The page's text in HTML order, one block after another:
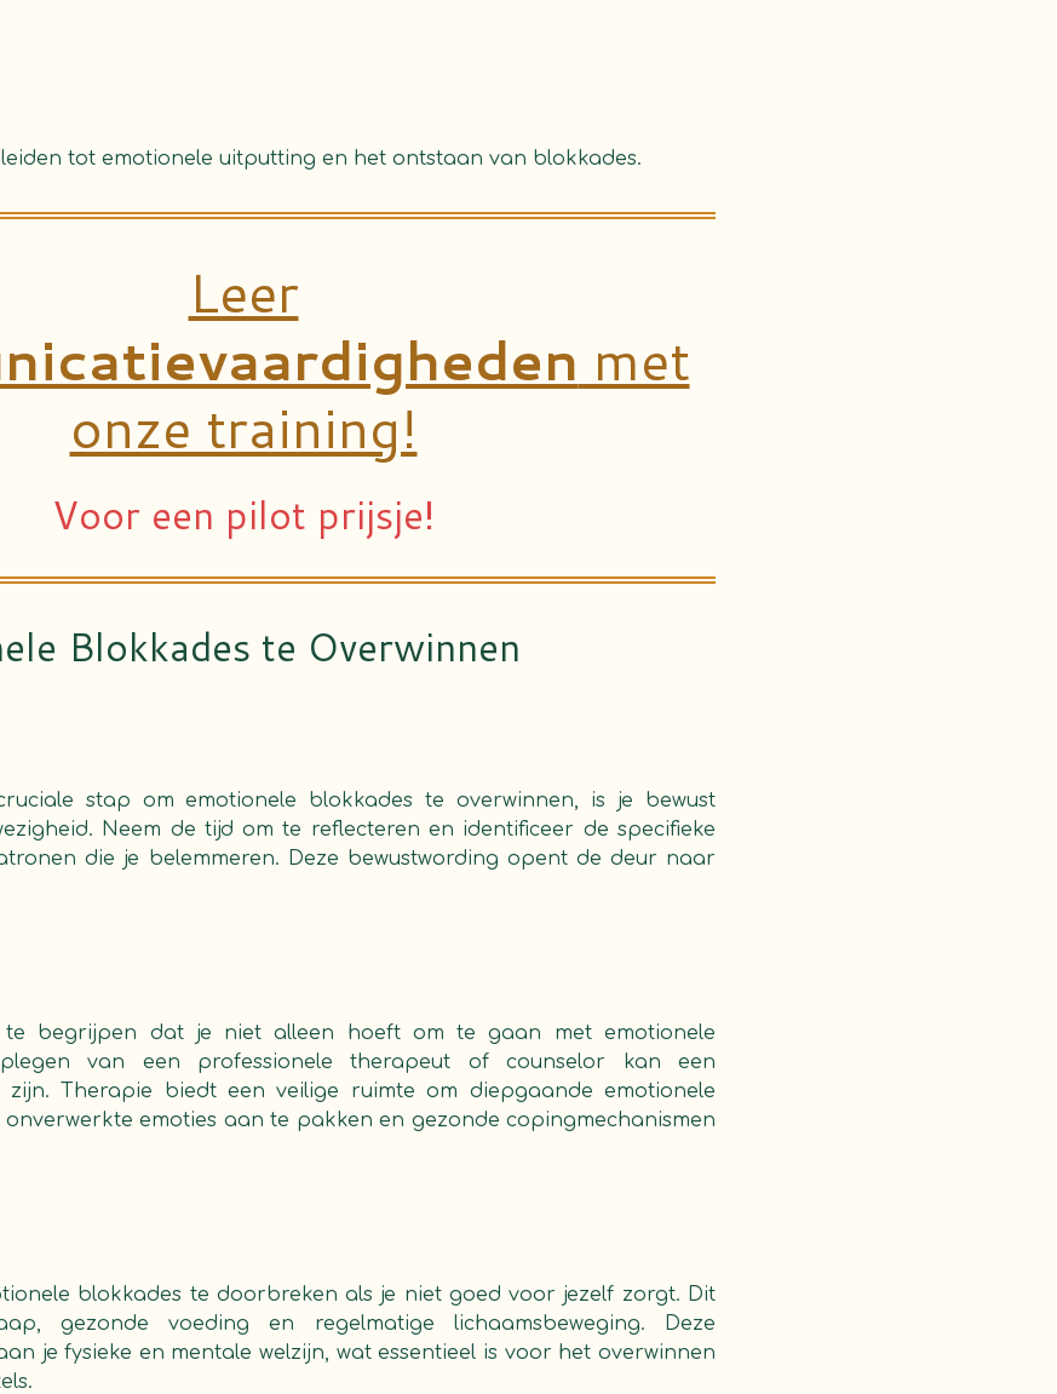
tot emotionele uitputting en het ontstaan van blokkades.
Leer
met
onze training!
Voor een pilot prijsje!
Blokkades te Overwinnen
stap om emotionele blokkades te overwinnen, is je bewust
Neem de tijd om te reflecteren en identificeer de specifieke
die je belemmeren. Deze bewustwording opent de deur naar
begrijpen dat je niet alleen hoeft om te gaan met emotionele
van een professionele therapeut of counselor kan een
zijn. Therapie biedt een veilige ruimte om diepgaande emotionele
onverwerkte emoties aan te pakken en gezonde copingmechanismen
blokkades te doorbreken als je niet goed voor jezelf zorgt. Dit
gezonde voeding en regelmatige lichaamsbeweging. Deze
je fysieke en mentale welzijn, wat essentieel is voor het overwinnen